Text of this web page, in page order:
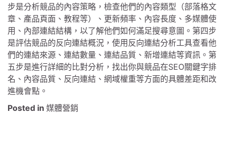
步是分析競品的內容策略，檢查他們的內容類型（部落格文
章、產品頁面、教程等）、更新頻率、內容長度、多媒體使
用、內部連結結構，以了解他們如何滿足搜尋意圖。第四步
是評估競品的反向連結概況，使用反向連結分析工具查看他
們的連結來源、連結數量、連結品質、新增連結等資訊。第
五步是進行詳細的比對分析，找出你與競品在SEO關鍵字排
名、內容品質、反向連結、網域權重等方面的具體差距和改
進機會點。
Posted in 媒體營銷